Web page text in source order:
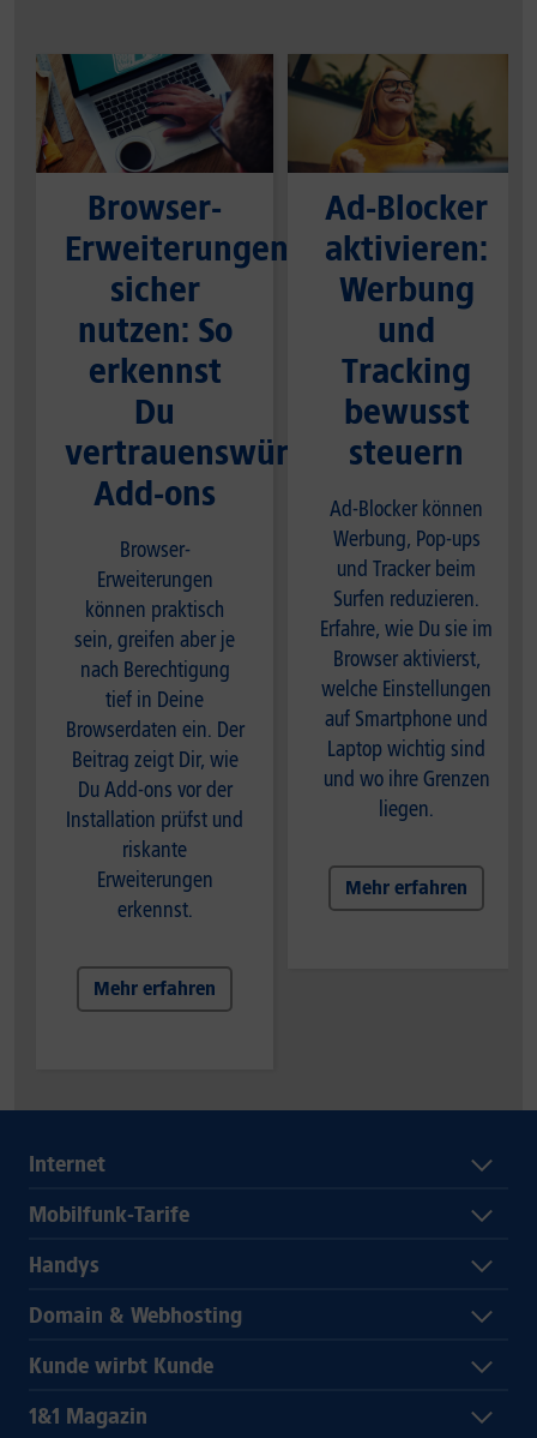
Browser-
Erweiterungen
sicher
nutzen: So
erkennst
Du
vertrauenswürdige
Add-ons
Browser-
Erweiterungen
können praktisch
sein, greifen aber je
nach Berechtigung
tief in Deine
Browserdaten ein. Der
Beitrag zeigt Dir, wie
Du Add-ons vor der
Installation prüfst und
riskante
Erweiterungen
erkennst.
Mehr erfahren
Ad-Blocker
aktivieren:
Werbung
und
Tracking
bewusst
steuern
Ad-Blocker können
Werbung, Pop-ups
und Tracker beim
Surfen reduzieren.
Erfahre, wie Du sie im
Browser aktivierst,
welche Einstellungen
auf Smartphone und
Laptop wichtig sind
und wo ihre Grenzen
liegen.
Mehr erfahren
Internet
Mobilfunk-Tarife
Handys
Domain & Webhosting
Kunde wirbt Kunde
1&1 Magazin